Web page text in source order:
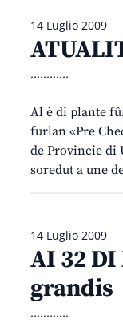
14 Luglio 2009
............
Al è di plante
furlan «Pre
de Provincie di
soredut a une
14 Luglio 2009
AI 32
grandis
............